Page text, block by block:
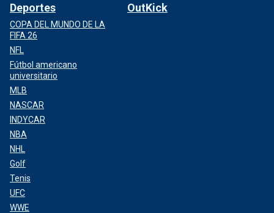
Deportes
COPA DEL MUNDO DE LA
FIFA 26
NFL
Fútbol americano
universitario
MLB
NASCAR
INDYCAR
NBA
NHL
Golf
Tenis
UFC
WWE
OutKick